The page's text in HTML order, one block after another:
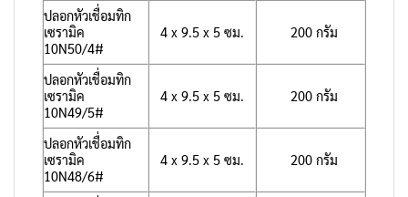
ปลอกหัวเชื่อมทิก
เซรามิค
10N50/4#
4 x 9.5 x 5 ซม. 200 กรัม
ปลอกหัวเชื่อมทิก
เซรามิค
10N49/5#
4 x 9.5 x 5 ซม. 200 กรัม
ปลอกหัวเชื่อมทิก
เซรามิค
10N48/6#
4 x 9.5 x 5 ซม. 200 กรัม